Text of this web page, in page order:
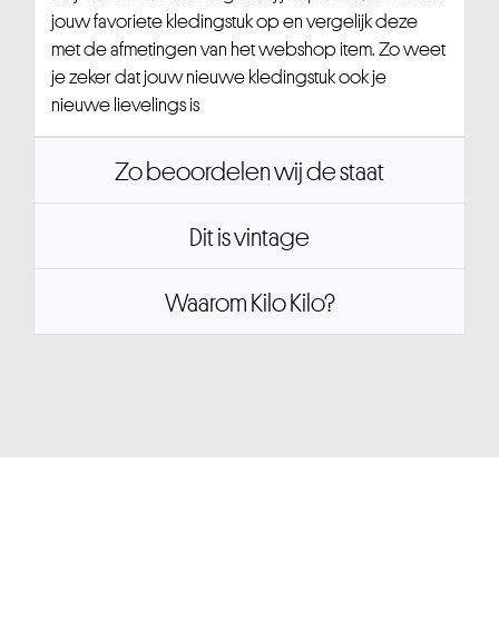
jouw favoriete kledingstuk op en vergelijk deze
met de afmetingen van het webshop item. Zo weet
je zeker dat jouw nieuwe kledingstuk ook je
nieuwe lievelings is
Zo beoordelen wij de staat
Dit is vintage
Waarom Kilo Kilo?